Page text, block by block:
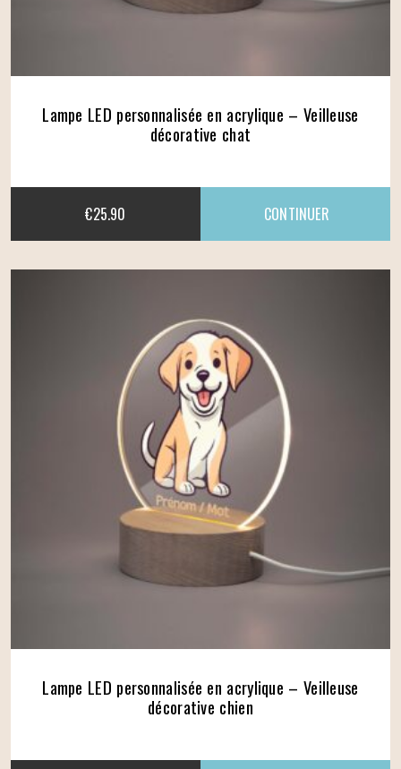
Lampe LED personnalisée en acrylique – Veilleuse
décorative chat
€25.90
Lampe LED personnalisée en acrylique – Veilleuse
décorative chien